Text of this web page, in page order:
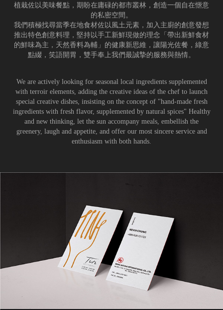
植栽佐以美味餐點，期盼在庸碌的都市叢林，創造一個自在愜意
的私密空間。
我們積極找尋當季在地食材佐以風土元素，加入主廚的創意發想
推出特色創意料理，堅持以手工新鮮現做的理念「帶出新鮮食材
的鮮味為主，天然香料為輔」的健康新思維，讓陽光佐餐，綠意
點綴，笑語開胃，雙手奉上我們最誠摯的服務與熱情。
We are actively looking for seasonal local ingredients supplemented
with terroir elements, adding the creative ideas of the chef to launch
special creative dishes, insisting on the concept of "hand-made fresh
ingredients with fresh flavor, supplemented by natural spices" Healthy
and new thinking, let the sun accompany meals, embellish the
greenery, laugh and appetite, and offer our most sincere service and
enthusiasm with both hands.